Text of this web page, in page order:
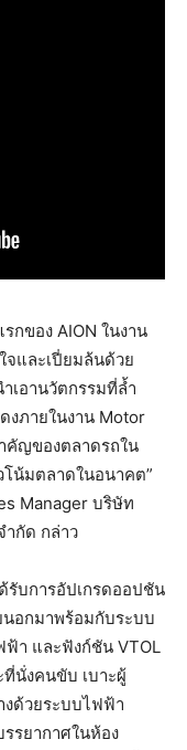
กของ AION ในงาน
จและเปี่ยมล้นด้วย
เอานวัตกรรมที่ล้ำ
ภายในงาน Motor
คัญของตลาดรถใน
โน้มตลาดในอนาคต”
Manager บริษัท
ำกัด กล่าว
รับการอัปเกรดออปชัน
นอกมาพร้อมกับระบบ
า และฟังก์ชัน VTOL
ที่นั่งคนขับ เบาะผู้
ด้วยระบบไฟฟ้า
รยากาศในห้อง